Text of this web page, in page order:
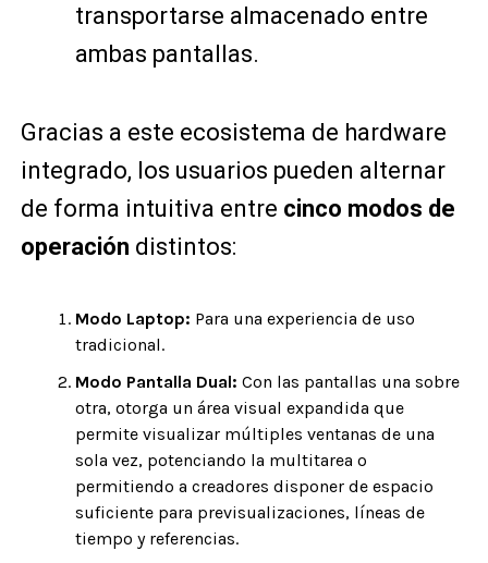
transportarse almacenado entre
ambas pantallas.
Gracias a este ecosistema de hardware
integrado, los usuarios pueden alternar
de forma intuitiva entre cinco modos de
operación distintos:
Modo Laptop: Para una experiencia de uso
tradicional.
Modo Pantalla Dual: Con las pantallas una sobre
otra, otorga un área visual expandida que
permite visualizar múltiples ventanas de una
sola vez, potenciando la multitarea o
permitiendo a creadores disponer de espacio
suficiente para previsualizaciones, líneas de
tiempo y referencias.